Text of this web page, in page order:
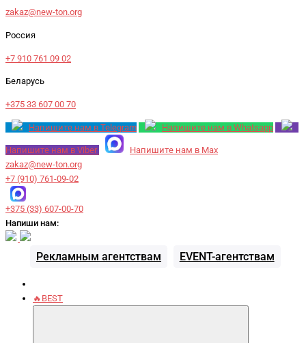
zakaz@new-ton.org
Россия
+7 910 761 09 02
Беларусь
+375 33 607 00 70
Напишите нам в Telegram Напишите нам в Whatsapp
Напишите нам в Viber
Напишите нам в Max
zakaz@new-ton.org
+7 (910) 761-09-02
+375 (33) 607-00-70
Напиши нам:
Рекламным агентствам EVENT-агентствам
🔥BEST